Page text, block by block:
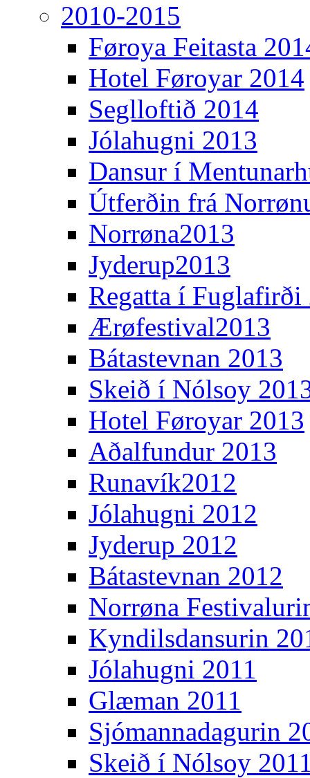
2010-2015
Føroya Feitasta
Hotel Føroyar 2014
Seglloftið 2014
Jólahugni 2013
Dansur í
Útferðin frá
Norrøna2013
Jyderup2013
Regatta í Fuglafirði
Ærøfestival2013
Bátastevnan 2013
Skeið í Nólsoy
Hotel Føroyar 2013
Aðalfundur 2013
Runavík2012
Jólahugni 2012
Jyderup 2012
Bátastevnan 2012
Norrøna
Kyndilsdansurin
Jólahugni 2011
Glæman 2011
Sjómannadagurin
Skeið í Nólsoy